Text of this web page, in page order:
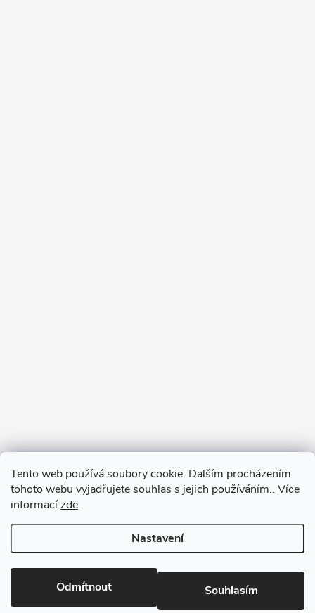
Tento web používá soubory cookie. Dalším procházením
tohoto webu vyjadřujete souhlas s jejich používáním.. Více
informacízde.
Nastavení
Odmítnout Souhlasím
RM-SPORT. Všechna práva vyhrazena.